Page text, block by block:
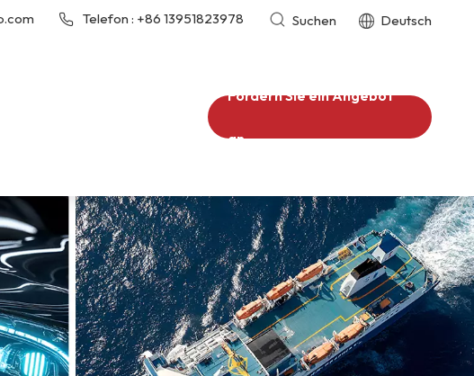
Telefon : +86 13951823978 Suchen Deutsch
Fordern Sie ein Angebot
an